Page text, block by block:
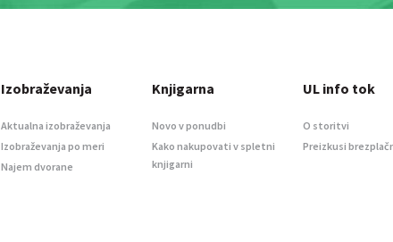
Izobraževanja
Aktualna izobraževanja
Izobraževanja po meri
Najem dvorane
Knjigarna
Novo v ponudbi
Kako nakupovati v spletni
knjigarni
UL info tok
O storitvi
Preizkusi